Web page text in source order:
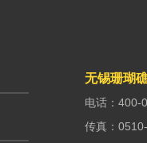
无锡珊瑚
电话：400-
传真：